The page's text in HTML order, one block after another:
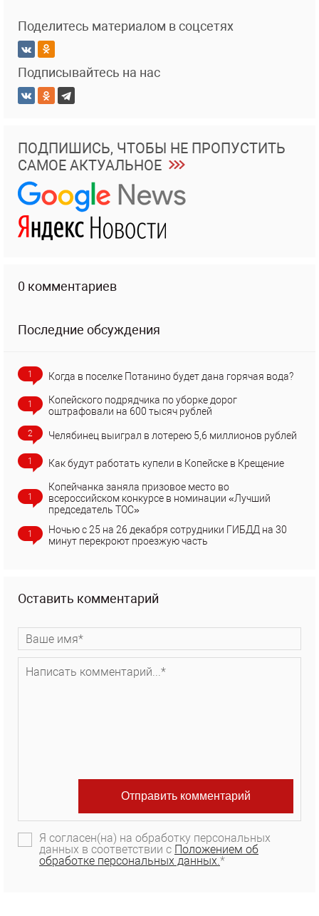
Поделитесь материалом в соцсетях
Подписывайтесь на нас
ПОДПИШИСЬ, ЧТОБЫ НЕ ПРОПУСТИТЬ
САМОЕ АКТУАЛЬНОЕ
0 комментариев
Последние обсуждения
1 Когда в поселке Потанино будет дана горячая вода?
1
Копейского подрядчика по уборке дорог
оштрафовали на 600 тысяч рублей
2 Челябинец выиграл в лотерею 5,6 миллионов рублей
1 Как будут работать купели в Копейске в Крещение
1
Копейчанка заняла призовое место во
всероссийском конкурсе в номинации «Лучший
председатель ТОС»
1
Ночью с 25 на 26 декабря сотрудники ГИБДД на 30
минут перекроют проезжую часть
Оставить комментарий
Я согласен(на) на обработку персональных
данных в соответствии с Положением об
обработке персональных данных.*